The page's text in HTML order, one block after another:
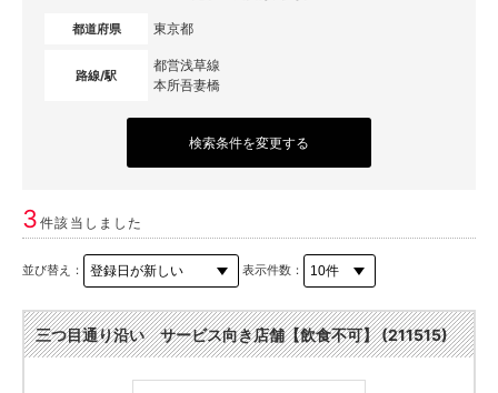
都道府県 東京都
路線/駅
都営浅草線
本所吾妻橋
検索条件を変更する
3件該当しました
並び替え： 表示件数：
三つ目通り沿い サービス向き店舗【飲食不可】 (211515)